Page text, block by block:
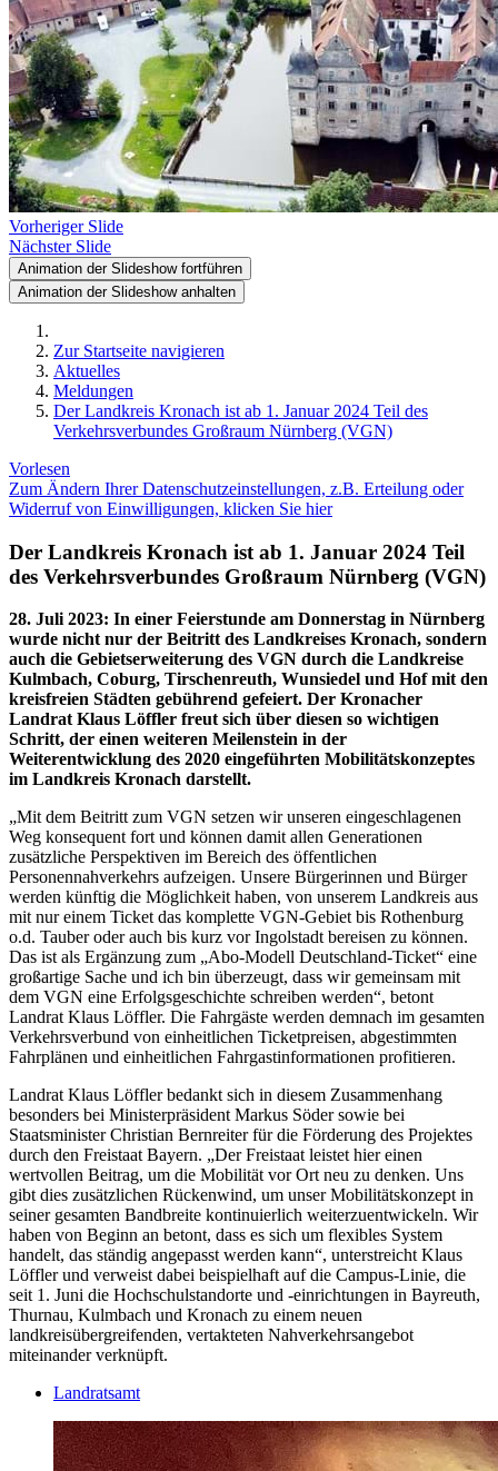
Vorheriger Slide
Nächster Slide
Animation der Slideshow fortführen
Animation der Slideshow anhalten
Zur Startseite navigieren
Aktuelles
Meldungen
Der Landkreis Kronach ist ab 1. Januar 2024 Teil des
Verkehrsverbundes Großraum Nürnberg (VGN)
Vorlesen
Zum Ändern Ihrer Datenschutzeinstellungen, z.B. Erteilung oder
Widerruf von Einwilligungen, klicken Sie hier
Der Landkreis Kronach ist ab 1. Januar 2024 Teil
des Verkehrsverbundes Großraum Nürnberg (VGN)
28. Juli 2023: In einer Feierstunde am Donnerstag in Nürnberg
wurde nicht nur der Beitritt des Landkreises Kronach, sondern
auch die Gebietserweiterung des VGN durch die Landkreise
Kulmbach, Coburg, Tirschenreuth, Wunsiedel und Hof mit den
kreisfreien Städten gebührend gefeiert. Der Kronacher
Landrat Klaus Löffler freut sich über diesen so wichtigen
Schritt, der einen weiteren Meilenstein in der
Weiterentwicklung des 2020 eingeführten Mobilitätskonzeptes
im Landkreis Kronach darstellt.
„Mit dem Beitritt zum VGN setzen wir unseren eingeschlagenen
Weg konsequent fort und können damit allen Generationen
zusätzliche Perspektiven im Bereich des öffentlichen
Personennahverkehrs aufzeigen. Unsere Bürgerinnen und Bürger
werden künftig die Möglichkeit haben, von unserem Landkreis aus
mit nur einem Ticket das komplette VGN-Gebiet bis Rothenburg
o.d. Tauber oder auch bis kurz vor Ingolstadt bereisen zu können.
Das ist als Ergänzung zum „Abo-Modell Deutschland-Ticket“ eine
großartige Sache und ich bin überzeugt, dass wir gemeinsam mit
dem VGN eine Erfolgsgeschichte schreiben werden“, betont
Landrat Klaus Löffler. Die Fahrgäste werden demnach im gesamten
Verkehrsverbund von einheitlichen Ticketpreisen, abgestimmten
Fahrplänen und einheitlichen Fahrgastinformationen profitieren.
Landrat Klaus Löffler bedankt sich in diesem Zusammenhang
besonders bei Ministerpräsident Markus Söder sowie bei
Staatsminister Christian Bernreiter für die Förderung des Projektes
durch den Freistaat Bayern. „Der Freistaat leistet hier einen
wertvollen Beitrag, um die Mobilität vor Ort neu zu denken. Uns
gibt dies zusätzlichen Rückenwind, um unser Mobilitätskonzept in
seiner gesamten Bandbreite kontinuierlich weiterzuentwickeln. Wir
haben von Beginn an betont, dass es sich um flexibles System
handelt, das ständig angepasst werden kann“, unterstreicht Klaus
Löffler und verweist dabei beispielhaft auf die Campus-Linie, die
seit 1. Juni die Hochschulstandorte und -einrichtungen in Bayreuth,
Thurnau, Kulmbach und Kronach zu einem neuen
landkreisübergreifenden, vertakteten Nahverkehrsangebot
miteinander verknüpft.
Landratsamt